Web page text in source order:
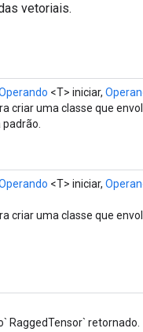
vetoriais.
<T> iniciar,
criar uma classe que
<T> iniciar,
criar uma classe que
RaggedTensor` retornado.